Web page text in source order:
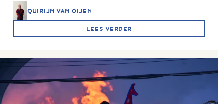
QUIRIJN VAN OIJEN
LEES VERDER